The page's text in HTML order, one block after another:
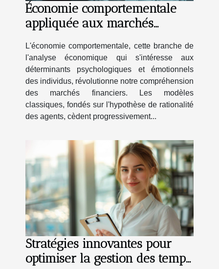
Économie comportementale
appliquée aux marchés
motifs des investisseurs
L'économie comportementale, cette branche de
l'analyse économique qui s'intéresse aux
déterminants psychologiques et émotionnels
des individus, révolutionne notre compréhension
des marchés financiers. Les modèles
classiques, fondés sur l'hypothèse de rationalité
des agents, cèdent progressivement...
Stratégies innovantes pour
optimiser la gestion des temps